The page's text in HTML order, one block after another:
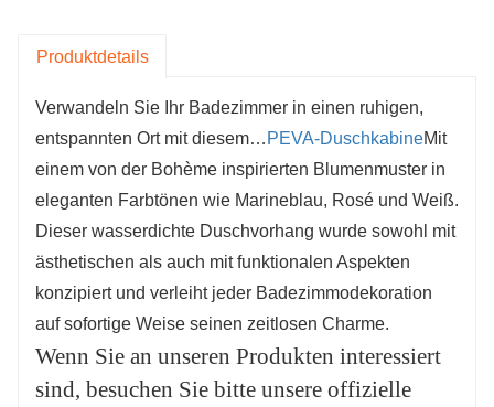
Blumenmuster verleiht jedem Badezimmer im
Stil einen sanften, künstlerischen Touch.
Produktdetails
Verwandeln Sie Ihr Badezimmer in einen ruhigen,
entspannten Ort mit diesem… PEVA-DuschkabineMit
einem von der Bohème inspirierten Blumenmuster in
eleganten Farbtönen wie Marineblau, Rosé und Weiß.
Dieser wasserdichte Duschvorhang wurde sowohl mit
ästhetischen als auch mit funktionalen Aspekten
konzipiert und verleiht jeder Badezimmodekoration
auf sofortige Weise seinen zeitlosen Charme.
Wenn Sie an unseren Produkten interessiert
sind, besuchen Sie bitte unsere offizielle